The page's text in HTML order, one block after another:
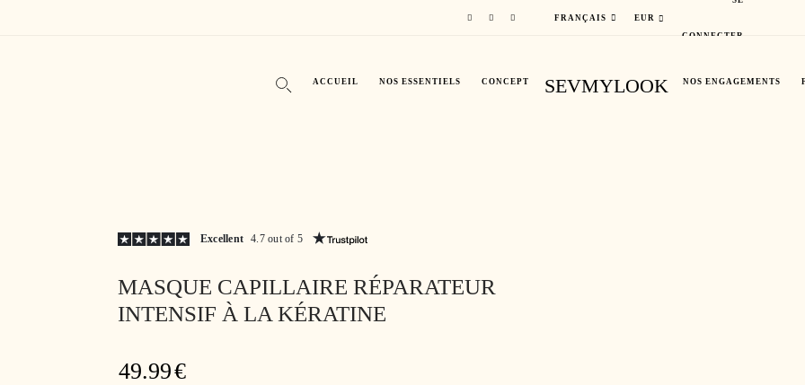
FRANÇAIS EUR
CONNECTER
ACCUEIL NOS ESSENTIELS CONCEPT SEVMYLOOK NOS ENGAGEMENTS
Excellent 4.7 out of 5
MASQUE CAPILLAIRE RÉPARATEUR
INTENSIF À LA KÉRATINE
49.99€